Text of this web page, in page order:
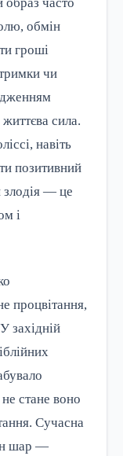
обмін
гроші
чи
сила.
навіть
позитивний
злодія — це
і
процвітання,
західній
стане воно
Сучасна
шар —